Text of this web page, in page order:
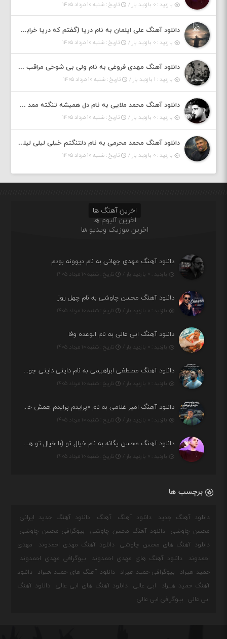
بازدید : ۰ بازدید بار / تاریخ : شنبه ۱۰ مرداد ۱۴۰۵
دانلود آهنگ علی ایلمان به نام دریا (گفتم که دریا خرابه نمه بارونه لب شط و نبین)
بازدید : ۰ بازدید بار / تاریخ : شنبه ۱۰ مرداد ۱۴۰۵
دانلود آهنگ مهدی فروغی به نام ولی بی شوخی مراقب من باش
بازدید : ۱ بازدید بار / تاریخ : شنبه ۱۰ مرداد ۱۴۰۵
دانلود آهنگ محمد ملایی به نام دل همیشه تنگته ممد کله ونگته
بازدید : ۰ بازدید بار / تاریخ : شنبه ۱۰ مرداد ۱۴۰۵
دانلود آهنگ محمد محرمی به نام دلتنگتم خیلی لیلی لیلی لیلی تو که نباشی پیش من به زندگی میلی
بازدید : ۰ بازدید بار / تاریخ : شنبه ۱۰ مرداد ۱۴۰۵
اخرین آهنگ ها
اخرین آلبوم ها
اخرین موزیک ویدیو ها
دانلود آهنگ مهدی جهانی به نام دیوونه بودم
بازدید : ۰ بازدید بار / تاریخ : شنبه ۱۰ مرداد ۱۴۰۵
دانلود آهنگ محسن چاوشی به نام چهل روز
بازدید : ۰ بازدید بار / تاریخ : شنبه ۱۰ مرداد ۱۴۰۵
دانلود آهنگ ابی عالی به نام الوعده وفا
بازدید : ۰ بازدید بار / تاریخ : شنبه ۱۰ مرداد ۱۴۰۵
دانلود آهنگ مصطفی ابراهیمی به نام داینی داینی جونم قربون پنج تیر پرونم
بازدید : ۰ بازدید بار / تاریخ : شنبه ۱۰ مرداد ۱۴۰۵
دانلود آهنگ امیر غلامی به نام «پرایدم پرایدم همش خرابه یار نیو کنارم دیگه پولی نداروم (ریمیکس اینستاگرام)»
بازدید : ۰ بازدید بار / تاریخ : شنبه ۱۰ مرداد ۱۴۰۵
دانلود آهنگ محسن یگانه به نام خیال تو (با خیال تو هنوزم مثل هر روز و همیشه ریمیکس)
بازدید : ۰ بازدید بار / تاریخ : شنبه ۱۰ مرداد ۱۴۰۵
برچسب ها
دانلود آهنگ جدید دانلود آهنگ آهنگ
دانلود آهنگ جدید ایرانی
محسن چاوشی
دانلود آهنگ محسن چاوشی
بیوگرافی محسن چاوشی
دانلود آهنگ های محسن چاوشی
دانلود آهنگ مهدی احمدوند
مهدی
احمدوند
دانلود آهنگ های مهدی احمدوند
بیوگرافی مهدی احمدوند
حمید هیراد
بیوگرافی حمید هیراد دانلود آهنگ های حمید هیراد
دانلود
آهنگ حمید هیراد
ابی عالی دانلود آهنگ های ابی عالی
دانلود آهنگ
ابی عالی
بیوگرافی ابی عالی